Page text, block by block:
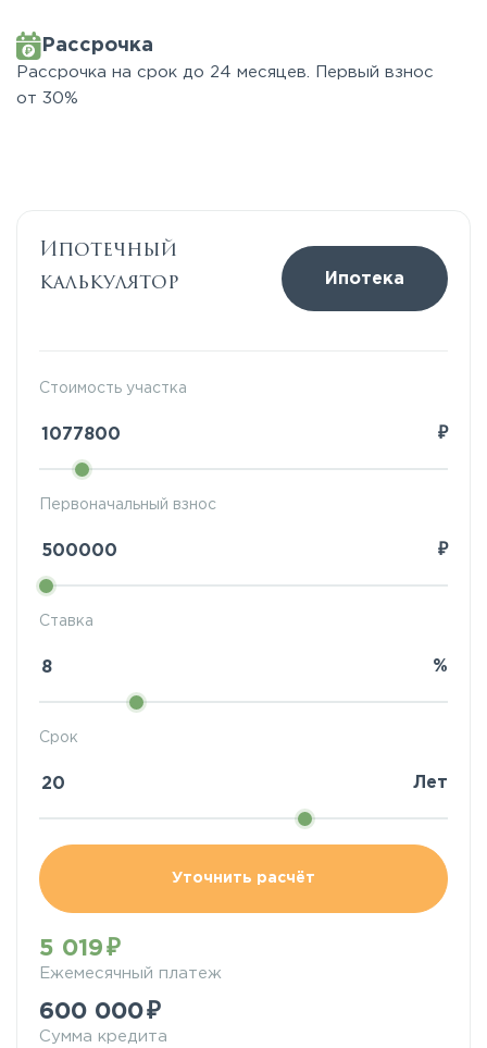
Рассрочка
Рассрочка на срок до 24 месяцев. Первый взнос
от 30%
Ипотечный
калькулятор
Ипотека
Стоимость участка
₽
Ставка
%
Первоначальный взнос
₽
Срок
Лет
Уточнить расчёт
5 019
Ежемесячный платеж
600 000
Сумма кредита